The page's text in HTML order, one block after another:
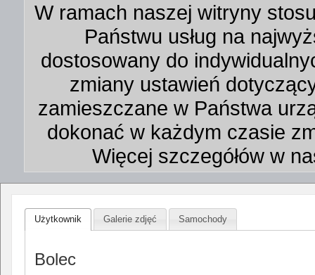
W ramach naszej witryny
Państwu usług na
dostosowany do
zmiany ustawień
zamieszczane w Państwa
dokonać w każdym czasie
Więcej szczegółów w
Użytkownik Galerie zdjęć Samochody
Bolec